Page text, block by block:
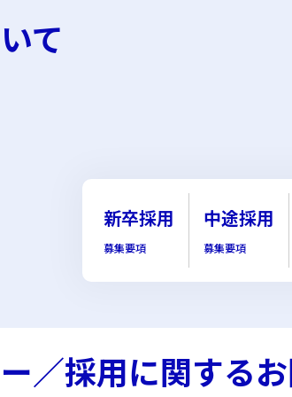
て
新卒採用
募集要項
中途採用
募集要項
／採用に関する